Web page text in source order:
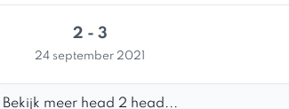
2 - 3
24 september 2021
Bekijk meer head 2 head...